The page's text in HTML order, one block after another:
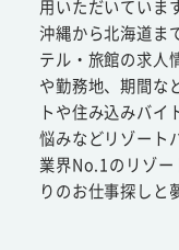
用いただいていま
沖縄から北海道ま
テル・旅館の求人
や勤務地、期間な
トや住み込みバイ
悩みなどリゾート
業界No.1のリゾー
りのお仕事探しと